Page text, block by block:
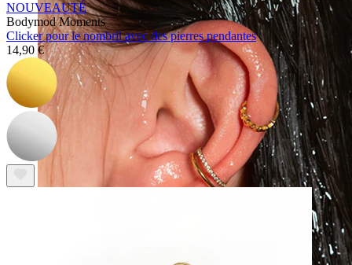
NOUVEAUTÉ
Bodymod Moments
Clicker pour le nombril avec des pierres pendantes
14,90 €